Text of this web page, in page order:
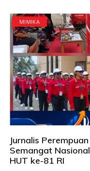
MIMIKA
Jurnalis
Semangat
HUT ke-81 RI